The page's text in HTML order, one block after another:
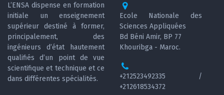
L’ENSA dispense en formation
initiale un enseignement
supérieur destiné à former,
principalement, des
ingénieurs d’état hautement
qualifiés d’un point de vue
scientifique et technique et ce
dans différentes spécialités.
Ecole Nationale des
Sciences Appliquées
Bd Béni Amir, BP 77
Khouribga - Maroc.
+212523492335 /
+212618534372